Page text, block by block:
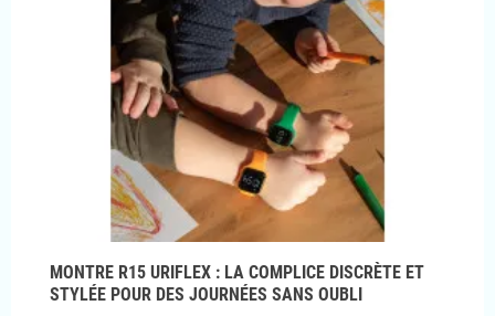
MONTRE R15 URIFLEX : LA COMPLICE DISCRÈTE ET
STYLÉE POUR DES JOURNÉES SANS OUBLI